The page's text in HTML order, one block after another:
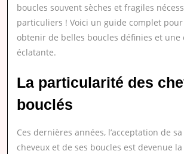
boucles souvent sèches et fragiles
particuliers ! Voici un guide complet
obtenir de belles boucles définies et une
éclatante.
La particularité des
bouclés
Ces dernières années, l’acceptation de
cheveux et de ses boucles est devenue